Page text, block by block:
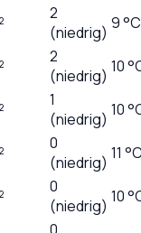
2
(niedrig) 9 °C
2
(niedrig) 10
1
(niedrig) 10
0
(niedrig) 11
0
(niedrig) 10